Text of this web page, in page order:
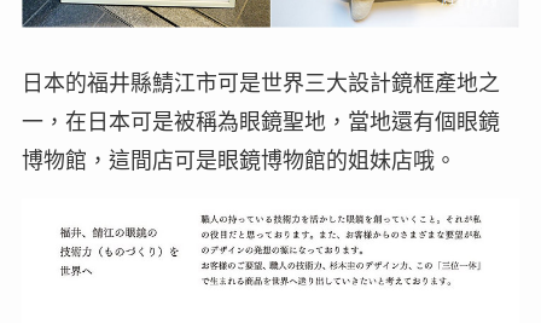
日本的福井縣鯖江市可是世界三大設計鏡框產地之
一，在日本可是被稱為眼鏡聖地，當地還有個眼鏡
博物館，這間店可是眼鏡博物館的姐妹店哦。